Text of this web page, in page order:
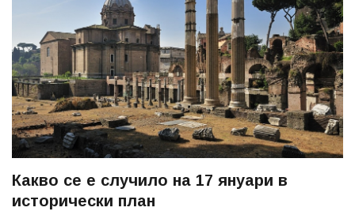
Какво се е случило на 17 януари в
исторически план